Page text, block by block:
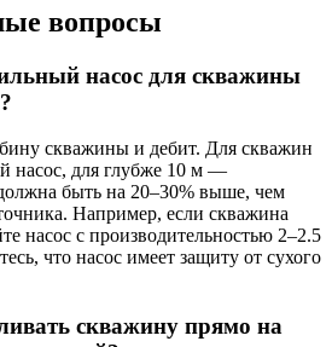
вопросы
насос для скважины
скважины и дебит. Для скважин
насос, для глубже 10 м —
быть на 20–30% выше, чем
Например, если скважина
насос с производительностью 2–2.5
что насос имеет защиту от сухого
скважину прямо на